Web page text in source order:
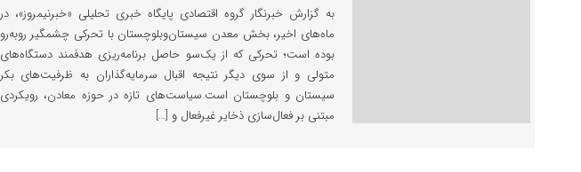
به گزارش خبرنگار گروه اقتصادی پایگاه خبری تحلیلی «خبرنیمروز»، در
ماه‌های اخیر، بخش معدن سیستان‌وبلوچستان با تحرکی چشمگیر روبه‌رو
بوده است؛ تحرکی که از یک‌سو حاصل برنامه‌ریزی هدفمند دستگاه‌های
متولی و از سوی دیگر نتیجه اقبال سرمایه‌گذاران به ظرفیت‌های بکر
سیستان و بلوچستان است.سیاست‌های تازه در حوزه معادن، رویکردی
مبتنی بر فعال‌سازی ذخایر غیرفعال و […]